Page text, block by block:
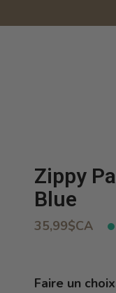
Zippy
Blue
35,99$CA
Faire un